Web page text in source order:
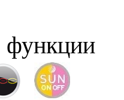
функции